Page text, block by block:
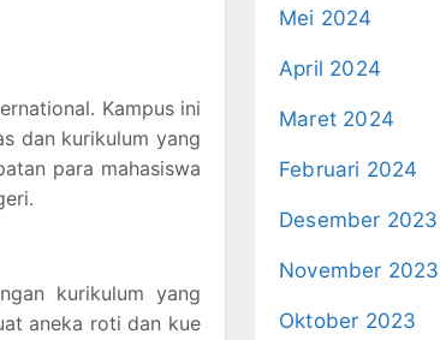
Kampus ini
dan kurikulum yang
para mahasiswa
kurikulum yang
aneka roti dan kue
Mei 2024
April 2024
Maret 2024
Februari 2024
Desember 2023
November 2023
Oktober 2023